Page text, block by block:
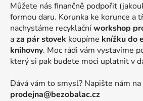
Můžete nás finančně podpořit
formou daru. Korunka ke korunce a
nachystáme recyklačníworkshop
aza pár stovek koupíme knížku do
knihovny. Moc rádi vám vystavíme
který si pak budete moci uplatnit v
Dává vám to smysl? Napište nám na
prodejna@bezobalac.cz